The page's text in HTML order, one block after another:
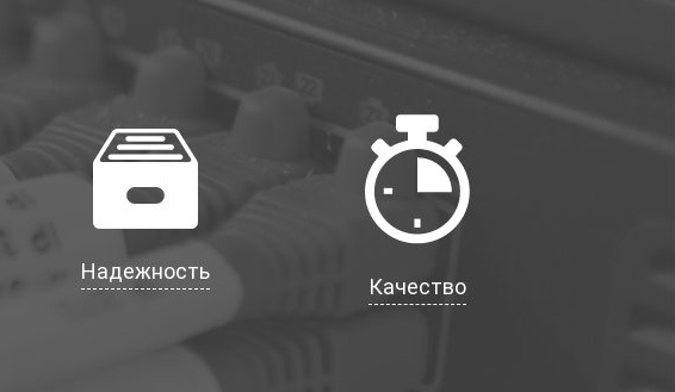
Надежность
Качество